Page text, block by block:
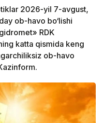
2026-yil 7-avgust,
ob-havo bo‘lishi
RDK
katta qismida keng
ob-havo